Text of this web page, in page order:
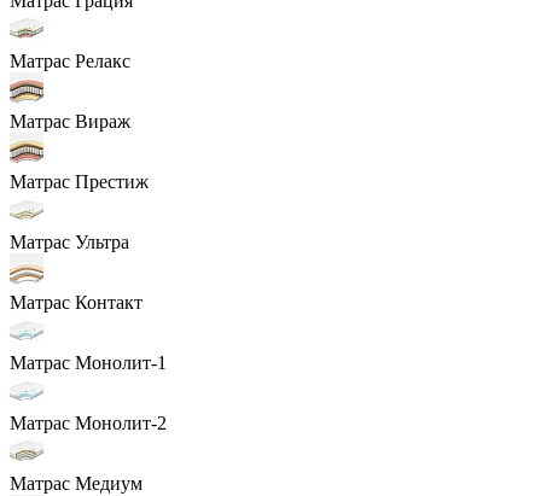
Матрас Релакс
Матрас Вираж
Матрас Престиж
Матрас Ультра
Матрас Контакт
Матрас Монолит-1
Матрас Монолит-2
Матрас Медиум